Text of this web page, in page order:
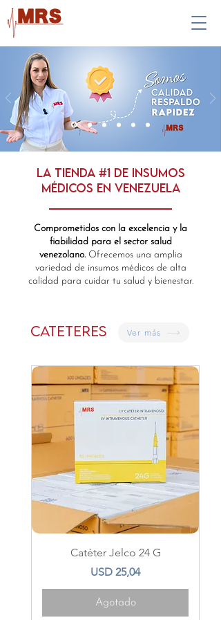
La tienda #1 de Insumos
Médicos en Venezuela
Comprometidos con la excelencia y la
fiabilidad para el sector salud
venezolano. Ofrecemos una amplia
variedad de insumos médicos de alta
calidad para cuidar tu salud y bienestar.
Cateteres
Catéter Jelco 24 G
Precio
USD 25,04
Agotado
Ver más